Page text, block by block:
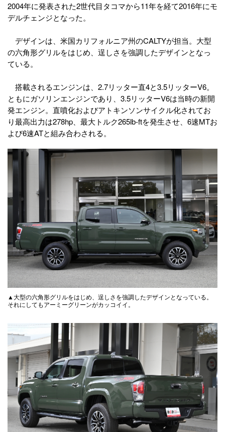
2004年に発表された2世代目タコマから11年を経て2016年にモ
デルチェンジとなった。
デザインは、米国カリフォルニア州のCALTYが担当。大型
の六角形グリルをはじめ、逞しさを強調したデザインとなっ
ている。
搭載されるエンジンは、2.7リッター直4と3.5リッターV6。
ともにガソリンエンジンであり、3.5リッターV6は当時の新開
発エンジン。直噴化およびアトキンソンサイクル化されてお
り最高出力は278hp、最大トルク265lb-ftを発生させ、6速MTお
よび6速ATと組み合わされる。
▲大型の六角形グリルをはじめ、逞しさを強調したデザインとなっている。
それにしてもアーミーグリーンがカッコイイ。